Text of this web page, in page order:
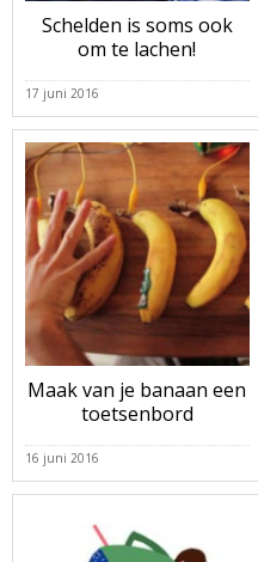
Schelden is soms ook
om te lachen!
17 juni 2016
Maak van je banaan een
toetsenbord
16 juni 2016